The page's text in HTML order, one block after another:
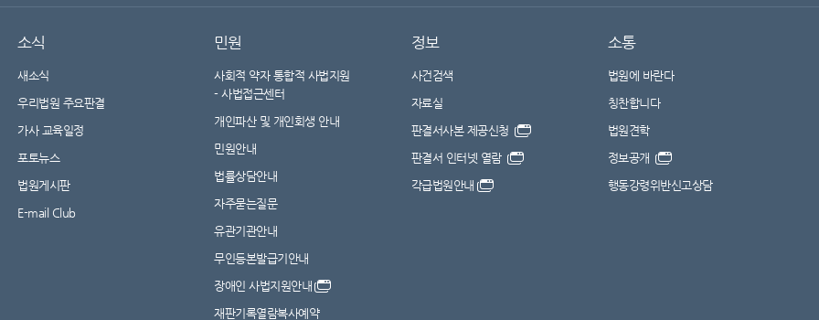
소식
새소식
우리법원 주요판결
가사 교육일정
포토뉴스
법원게시판
E-mail Club
민원
사회적 약자 통합적 사법지원
- 사법접근센터
개인파산 및 개인회생 안내
민원안내
법률상담안내
자주묻는질문
유관기관안내
무인등본발급기안내
장애인 사법지원안내
재판기록열람복사예약
정보
사건검색
자료실
판결서사본 제공신청
판결서 인터넷 열람
각급법원안내
소통
법원에 바란다
칭찬합니다
법원견학
정보공개
행동강령위반신고상담